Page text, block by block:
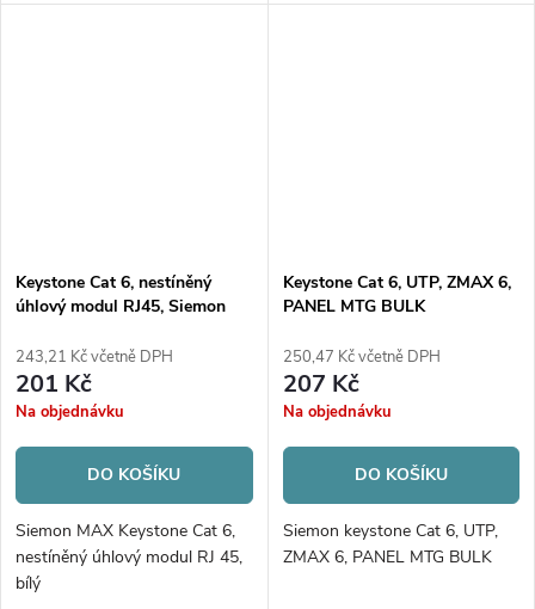
Keystone Cat 6, nestíněný
úhlový modul RJ45, Siemon
243,21 Kč včetně DPH
201 Kč
Na objednávku
DO KOŠÍKU
Siemon MAX Keystone Cat 6,
nestíněný úhlový modul RJ 45,
bílý
Keystone Cat 6, UTP, ZMAX 6,
PANEL MTG BULK
250,47 Kč včetně DPH
207 Kč
Na objednávku
DO KOŠÍKU
Siemon keystone Cat 6, UTP,
ZMAX 6, PANEL MTG BULK